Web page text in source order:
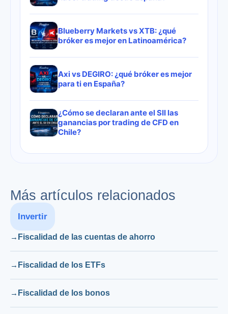
Blueberry Markets vs XTB: ¿qué
bróker es mejor en Latinoamérica?
Axi vs DEGIRO: ¿qué bróker es mejor
para ti en España?
¿Cómo se declaran ante el SII las
ganancias por trading de CFD en
Chile?
Más artículos relacionados
Invertir
Fiscalidad de las cuentas de ahorro
Fiscalidad de los ETFs
Fiscalidad de los bonos